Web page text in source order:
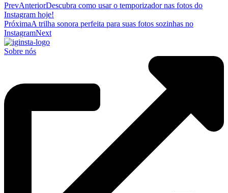
PrevAnteriorDescubra como usar o temporizador nas fotos do
Instagram hoje!
PróximaA trilha sonora perfeita para suas fotos sozinhas no
InstagramNext
Sobre nós